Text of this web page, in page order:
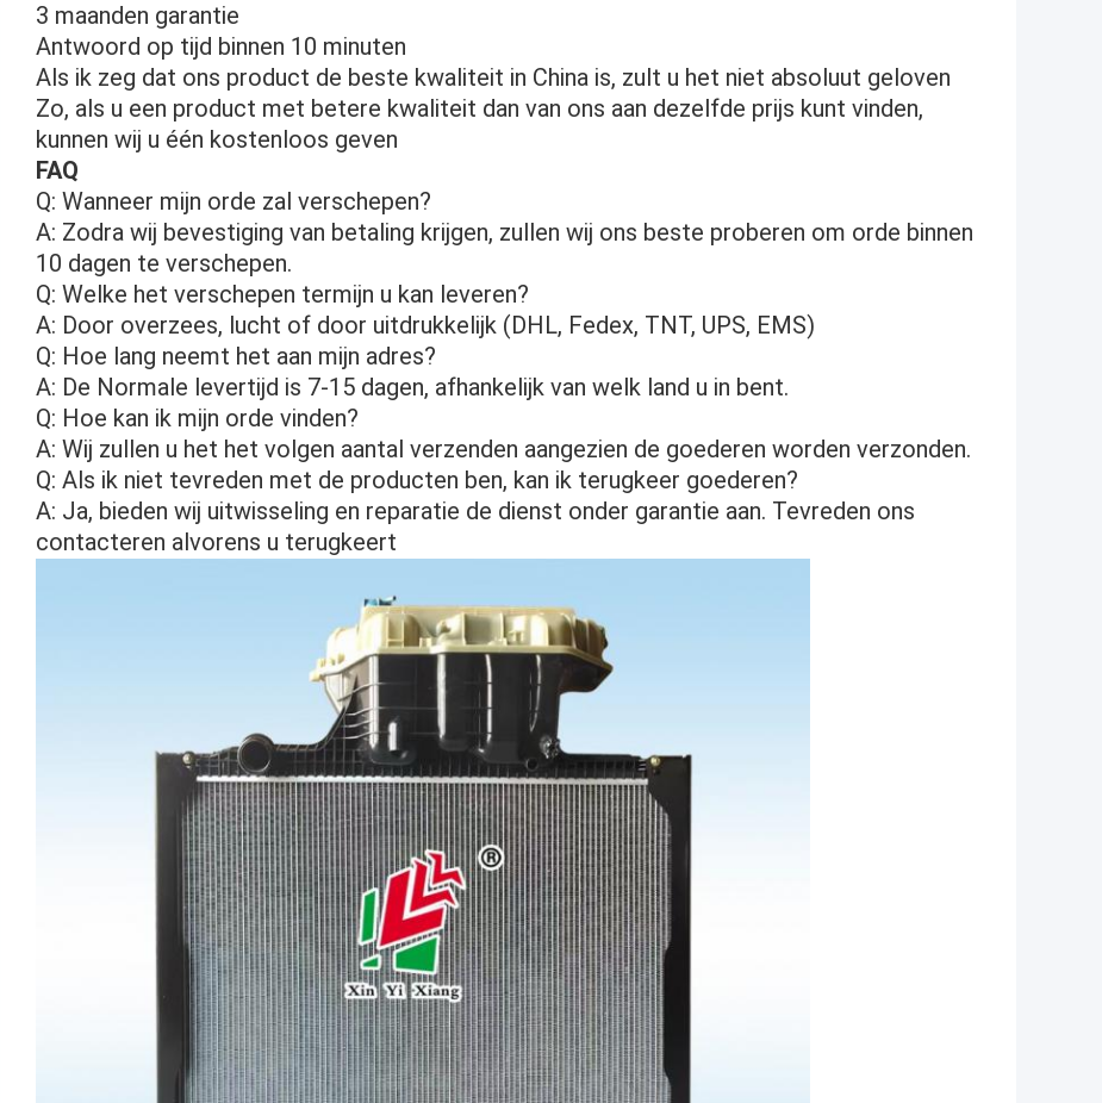
3 maanden garantie
Antwoord op tijd binnen 10 minuten
Als ik zeg dat ons product de beste kwaliteit in China is, zult u het niet absoluut geloven
Zo, als u een product met betere kwaliteit dan van ons aan dezelfde prijs kunt vinden,
kunnen wij u één kostenloos geven
FAQ
Q: Wanneer mijn orde zal verschepen?
A: Zodra wij bevestiging van betaling krijgen, zullen wij ons beste proberen om orde binnen
10 dagen te verschepen.
Q: Welke het verschepen termijn u kan leveren?
A: Door overzees, lucht of door uitdrukkelijk (DHL, Fedex, TNT, UPS, EMS)
Q: Hoe lang neemt het aan mijn adres?
A: De Normale levertijd is 7-15 dagen, afhankelijk van welk land u in bent.
Q: Hoe kan ik mijn orde vinden?
A: Wij zullen u het het volgen aantal verzenden aangezien de goederen worden verzonden.
Q: Als ik niet tevreden met de producten ben, kan ik terugkeer goederen?
A: Ja, bieden wij uitwisseling en reparatie de dienst onder garantie aan. Tevreden ons
contacteren alvorens u terugkeert